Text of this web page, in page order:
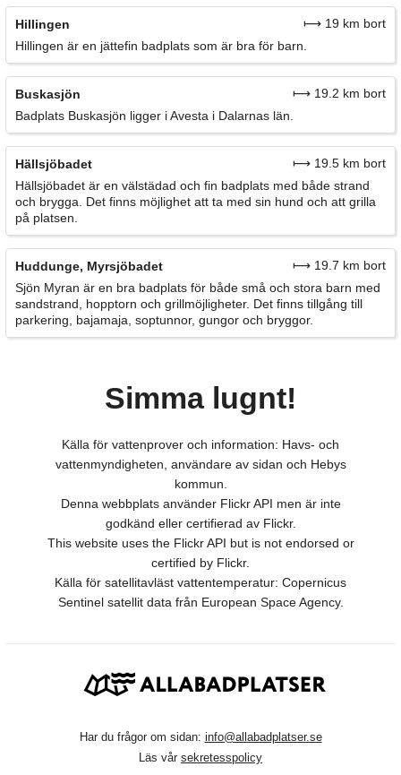
Hillingen
⟼ 19 km bort
Hillingen är en jättefin badplats som är bra för barn.
Buskasjön
⟼ 19.2 km bort
Badplats Buskasjön ligger i Avesta i Dalarnas län.
Hällsjöbadet
⟼ 19.5 km bort
Hällsjöbadet är en välstädad och fin badplats med både strand
och brygga. Det finns möjlighet att ta med sin hund och att grilla
på platsen.
Huddunge, Myrsjöbadet
⟼ 19.7 km bort
Sjön Myran är en bra badplats för både små och stora barn med
sandstrand, hopptorn och grillmöjligheter. Det finns tillgång till
parkering, bajamaja, soptunnor, gungor och bryggor.
Simma lugnt!
Källa för vattenprover och information: Havs- och
vattenmyndigheten, användare av sidan och Hebys
kommun.
Denna webbplats använder Flickr API men är inte
godkänd eller certifierad av Flickr.
This website uses the Flickr API but is not endorsed or
certified by Flickr.
Källa för satellitavläst vattentemperatur: Copernicus
Sentinel satellit data från European Space Agency.
Har du frågor om sidan: info@allabadplatser.se
Läs vår sekretesspolicy